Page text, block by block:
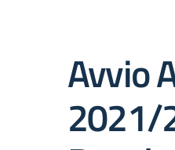
Avvio
2021/